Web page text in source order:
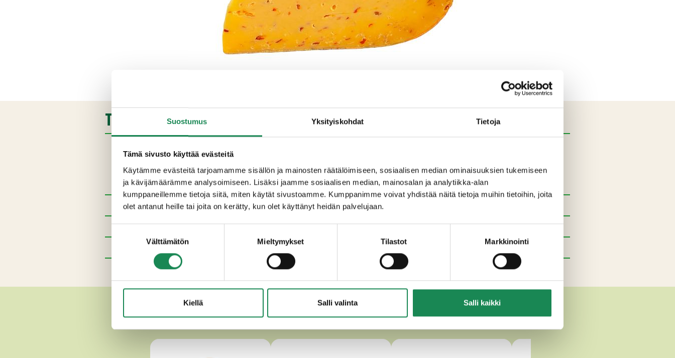
Suostumus Yksityiskohdat Tietoja
Tämä sivusto käyttää evästeitä
Käytämme evästeitä tarjoamamme sisällön ja mainosten räätälöimiseen, sosiaalisen median ominaisuuksien tukemiseen
ja kävijämäärämme analysoimiseen. Lisäksi jaamme sosiaalisen median, mainosalan ja analytiikka-alan
kumppaneillemme tietoja siitä, miten käytät sivustoamme. Kumppanimme voivat yhdistää näitä tietoja muihin tietoihin, joita
olet antanut heille tai joita on kerätty, kun olet käyttänyt heidän palvelujaan.
Välttämätön Mieltymykset Tilastot Markkinointi
Kiellä Salli valinta Salli kaikki
TUOTETIEDOT
(E160b annatto).
Pakkauskoot
Erikoisruokavaliot
Ravintosisältö
Lisätiedot
MUUT HERKULLISET GOUDAT